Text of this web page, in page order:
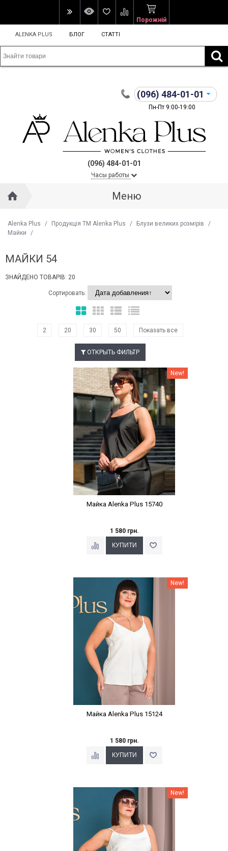
Порожній
ALENKA PLUS БЛОГ СТАТТІ
(096) 484-01-01
Пн-Пт 9:00-19:00
(096) 484-01-01
Часы работы
Меню
Alenka Plus / Продукція ТМ Alenka Plus / Блузи великих розмірів
/
Майки
/
МАЙКИ 54
ЗНАЙДЕНО ТОВАРІВ: 20
Сортировать:
2 20 30 50 Показать все
ОТКРЫТЬ ФИЛЬТР
Наклейки Варіант з % New!
Майка Alenka Plus 15740
1 580 грн.
Наклейки Варіант з % New!
Майка Alenka Plus 15124
1 580 грн.
Наклейки Варіант з % New!